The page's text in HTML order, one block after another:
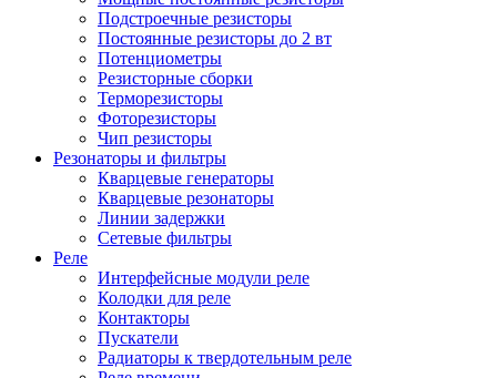
Подстроечные резисторы
Постоянные резисторы до 2 вт
Потенциометры
Резисторные сборки
Терморезисторы
Фоторезисторы
Чип резисторы
Резонаторы и фильтры
Кварцевые генераторы
Кварцевые резонаторы
Линии задержки
Сетевые фильтры
Реле
Интерфейсные модули реле
Колодки для реле
Контакторы
Пускатели
Радиаторы к твердотельным реле